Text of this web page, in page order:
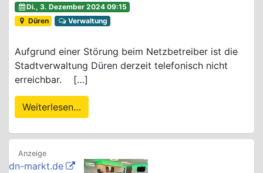
Di., 3. Dezember 2024 09:15
Düren
Verwaltung
Aufgrund einer Störung beim Netzbetreiber ist die
Stadtverwaltung Düren derzeit telefonisch nicht
erreichbar. […]
Weiterlesen…
dn-markt.de